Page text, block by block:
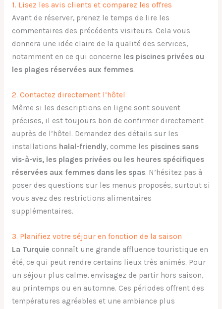
1. Lisez les avis clients et comparez les offres
Avant de réserver, prenez le temps de lire les
commentaires des précédents visiteurs. Cela vous
donnera une idée claire de la qualité des services,
notamment en ce qui concerne les piscines privées ou
les plages réservées aux femmes.
2. Contactez directement l’hôtel
Même si les descriptions en ligne sont souvent
précises, il est toujours bon de confirmer directement
auprès de l’hôtel. Demandez des détails sur les
installations halal-friendly, comme les piscines sans
vis-à-vis, les plages privées ou les heures spécifiques
réservées aux femmes dans les spas. N’hésitez pas à
poser des questions sur les menus proposés, surtout si
vous avez des restrictions alimentaires
supplémentaires.
3. Planifiez votre séjour en fonction de la saison
La Turquie connaît une grande affluence touristique en
été, ce qui peut rendre certains lieux très animés. Pour
un séjour plus calme, envisagez de partir hors saison,
au printemps ou en automne. Ces périodes offrent des
températures agréables et une ambiance plus